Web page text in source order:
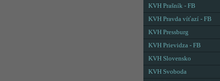
KVH Prašník - FB
KVH Pravda víťazí - FB
KVH Pressburg
KVH Prievidza - FB
KVH Slovensko
KVH Svoboda